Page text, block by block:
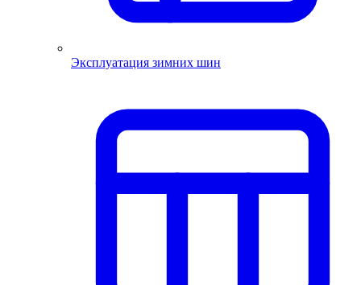
Эксплуатация зимних шин